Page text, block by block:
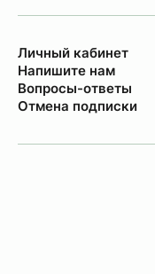
Личный кабинет
Напишите нам
Вопросы-ответы
Отмена подписки